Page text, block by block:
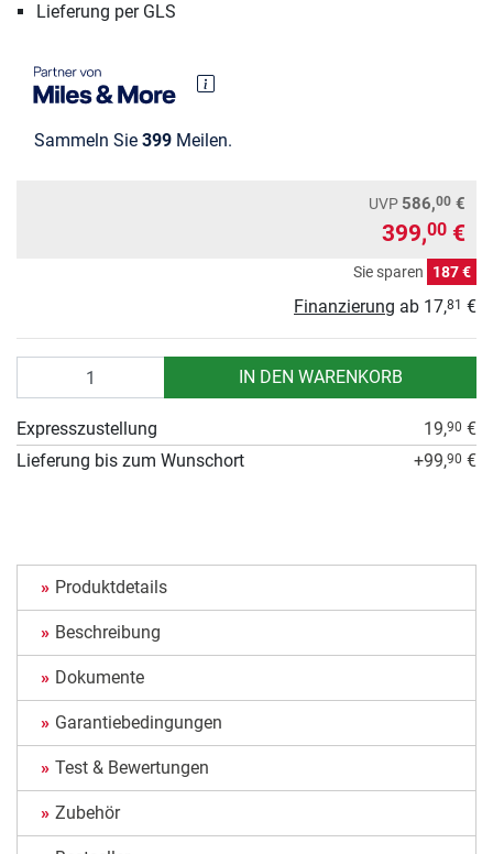
Lieferung per GLS
Sammeln Sie 399 Meilen.
UVP 586,00 €
399,00 €
Sie sparen 187 €
Finanzierung ab 17,81 €
IN DEN WARENKORB
Expresszustellung 19,90 €
Lieferung bis zum Wunschort
+99,90 €
Produktdetails
Beschreibung
Dokumente
Garantiebedingungen
Test & Bewertungen
Zubehör